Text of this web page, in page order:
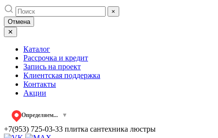
Skip
to
content
×
Отмена
✕
Каталог
Рассрочка и кредит
Запись на проект
Клиентская поддержка
Контакты
Акции
Определяем... ▼
+7(953) 725-03-33 плитка сантехника люстры